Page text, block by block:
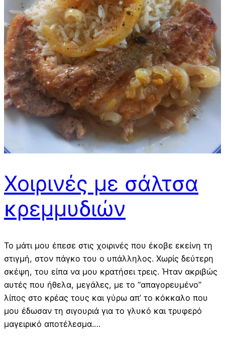
Χοιρινές με σάλτσα
κρεμμυδιών
Το μάτι μου έπεσε στις χοιρινές που έκοβε εκείνη τη
στιγμή, στον πάγκο του ο υπάλληλος. Χωρίς δεύτερη
σκέψη, του είπα να μου κρατήσει τρεις. Ήταν ακριβώς
αυτές που ήθελα, μεγάλες, με το “απαγορευμένο”
λίπος στο κρέας τους και γύρω απ’ το κόκκαλο που
μου έδωσαν τη σιγουριά για το γλυκό και τρυφερό
μαγειρικό αποτέλεσμα.…